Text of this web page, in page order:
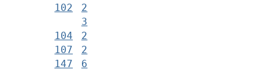
102
2
3
104
2
107
2
147
6